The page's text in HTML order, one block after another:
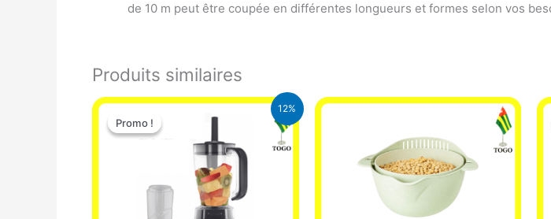
de 10 m peut être coupée en différentes longueurs et formes selon vos
Produits similaires
12%
Promo !
Promo !
Le
initial
25.000 CFA.
Le
prix
est :
22.000 CFA.